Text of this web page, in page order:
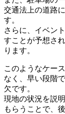
交通法上の道路
す。
さらに、イベン
すことが予想さ
ります。
このようなケー
なく、早い段階
欠です。
現地の状況を説
もらうことで、